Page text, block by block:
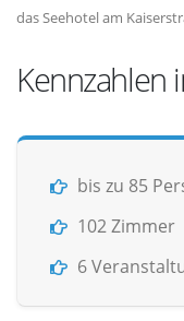
das Seehotel am
Kennzahlen
bis zu 85
102 Zimmer
6